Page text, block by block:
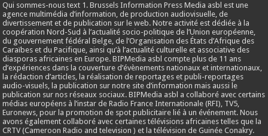
Qui sommes-nous text 1. Brussels Information Press Media asbl est une
agence multimédia d’information, de production audiovisuelle, de
divertissement et de publication sur le web. Notre activité est dédiée à la
coopération Nord-Sud à l’actualité socio-politique de l’Union européenne,
du gouvernement fédéral Belge, de l’Organisation des États d’Afrique des
Caraïbes et du Pacifique, ainsi qu’à l’actualité culturelle et associative des
diasporas africaines en Europe. BIPMedia asbl compte plus de 11 ans
d’expériences dans la couverture d’évènements nationaux et internationaux,
la rédaction d’articles, la réalisation de reportages et publi-reportages
audio-visuels, la publication sur notre site d’information mais aussi le
publication sur nos réseaux sociaux. BIPMedia asbl a collaboré avec certains
médias européens à l’instar de Radio France Internationale (RFI), TV5,
Euronews, pour la promotion de spot publicitaire lié à un événement. Nous
avons également collaboré avec certaines télévisions africaines telles que la
CRTV (Cameroon Radio and television ) et la télévision de Guinée Conakry.